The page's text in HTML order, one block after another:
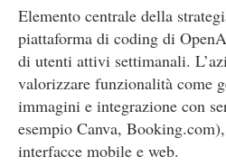
Elemento centrale della
piattaforma di coding di
di utenti attivi settimanali.
valorizzare funzionalità come
immagini e integrazione con
esempio Canva,
interfacce mobile e web.